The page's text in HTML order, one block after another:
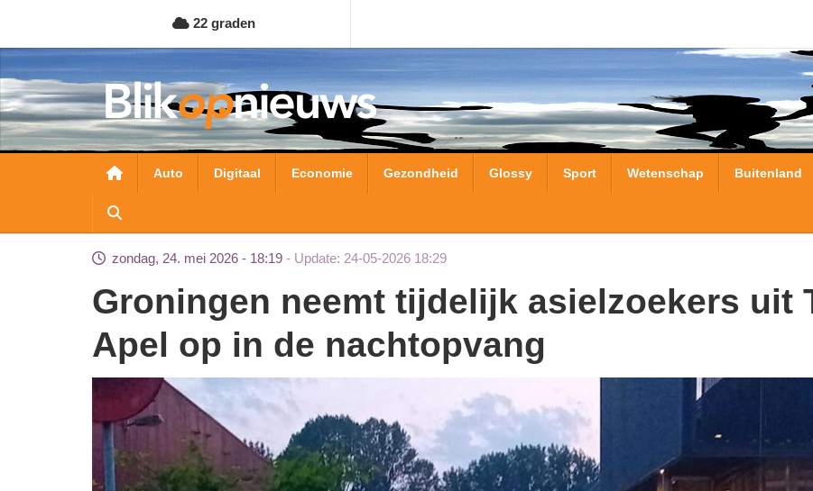
naar
de
inhoud
gaan
22 graden
Hoofdnavigatie
Auto Digitaal Economie Gezondheid Glossy Sport Wetenschap Buitenland
zondag, 24. mei 2026 - 18:19 Update: 24-05-2026 18:29
Groningen neemt tijdelijk asielzoekers uit Ter
Apel op in de nachtopvang